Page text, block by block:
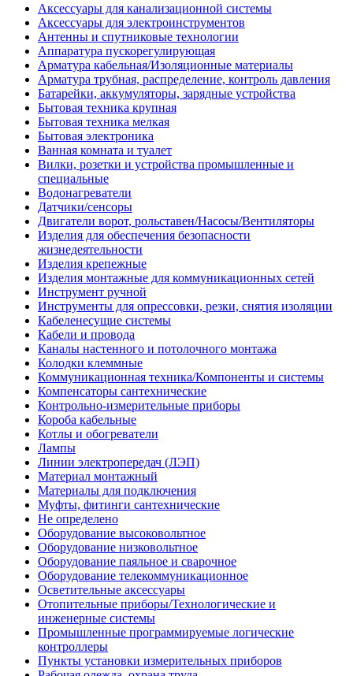
Аксессуары для канализационной системы
Аксессуары для электроинструментов
Антенны и спутниковые технологии
Аппаратура пускорегулирующая
Арматура кабельная/Изоляционные материалы
Арматура трубная, распределение, контроль давления
Батарейки, аккумуляторы, зарядные устройства
Бытовая техника крупная
Бытовая техника мелкая
Бытовая электроника
Ванная комната и туалет
Вилки, розетки и устройства промышленные и
специальные
Водонагреватели
Датчики/сенсоры
Двигатели ворот, рольставен/Насосы/Вентиляторы
Изделия для обеспечения безопасности
жизнедеятельности
Изделия крепежные
Изделия монтажные для коммуникационных сетей
Инструмент ручной
Инструменты для опрессовки, резки, снятия изоляции
Кабеленесущие системы
Кабели и провода
Каналы настенного и потолочного монтажа
Колодки клеммные
Коммуникационная техника/Компоненты и системы
Компенсаторы сантехнические
Контрольно-измерительные приборы
Короба кабельные
Котлы и обогреватели
Лампы
Линии электропередач (ЛЭП)
Материал монтажный
Материалы для подключения
Муфты, фитинги сантехнические
Не определено
Оборудование высоковольтное
Оборудование низковольтное
Оборудование паяльное и сварочное
Оборудование телекоммуникационное
Осветительные аксессуары
Отопительные приборы/Технологические и
инженерные системы
Промышленные программируемые логические
контроллеры
Пункты установки измерительных приборов